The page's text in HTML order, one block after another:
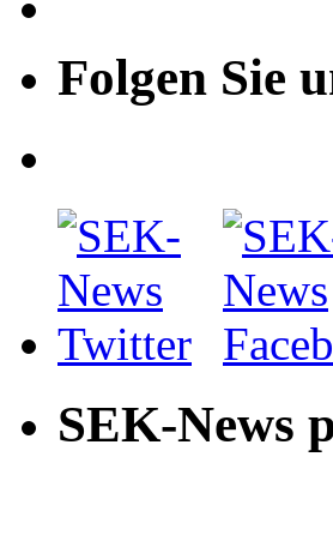
Folgen Sie
SEK-News